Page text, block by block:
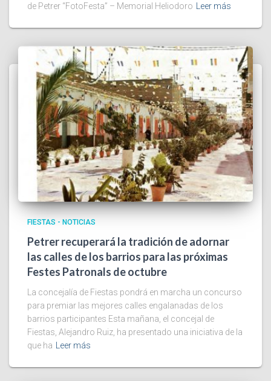
de Petrer “FotoFesta” – Memorial Heliodoro
Leer más
FIESTAS - NOTICIAS
Petrer recuperará la tradición de adornar
las calles de los barrios para las próximas
Festes Patronals de octubre
La concejalía de Fiestas pondrá en marcha un concurso
para premiar las mejores calles engalanadas de los
barrios participantes Esta mañana, el concejal de
Fiestas, Alejandro Ruiz, ha presentado una iniciativa de la
que ha Leer más